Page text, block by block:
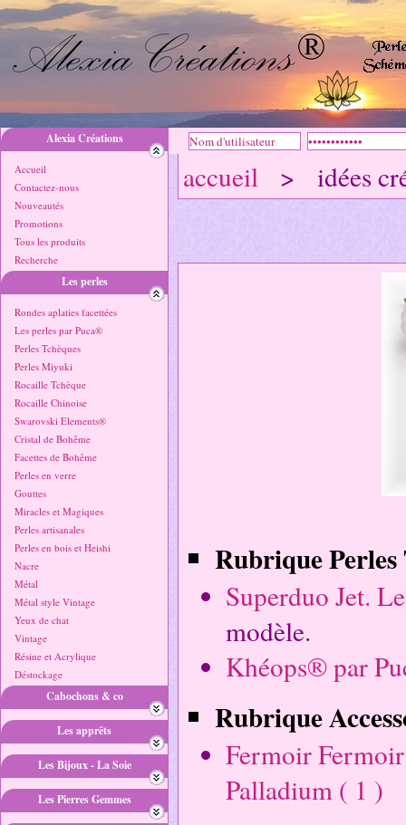
Alexia Créations
Accueil
Contactez-nous
Nouveautés
Promotions
Tous les produits
Recherche
Les perles
Rondes aplaties facettées
Les perles par Puca®
Perles Tchèques
Perles Miyuki
Rocaille Tchèque
Rocaille Chinoise
Swarovski Elements®
Cristal de Bohême
Facettes de Bohême
Perles en verre
Gouttes
Miracles et Magiques
Perles artisanales
Perles en bois et Heishi
Nacre
Métal
Métal style Vintage
Yeux de chat
Vintage
Résine et Acrylique
Déstockage
Cabochons & co
Les apprêts
Les Bijoux - La Soie
Les Pierres Gemmes
accueil > idées
Rubrique Perles
Superduo Jet.
modèle.
Khéops® par
Rubrique
Fermoir
Palladium ( 1 )